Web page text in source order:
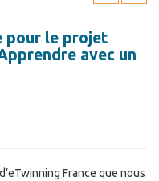
pour le projet
avec un
France que nous